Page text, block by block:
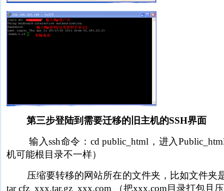
第三步登陆到需要迁移的旧主机的SSH界面
输入ssh命令：cd public_html，进入
机可能根目录不一样）
压缩要转移的网站所在的文件夹，比如文件夹
tar cfz xxx.tar.gz xxx.com （把xxx.com目录打包且